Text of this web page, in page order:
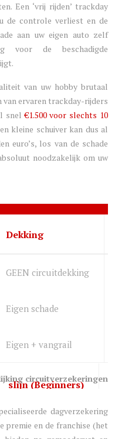
Een ‘vrij rijden’ trackday
de controle verliest en de
aan uw eigen auto zelf
voor de beschadigde
van uw hobby brutaal
van ervaren trackday-rijders
snel€1.500 voor slechts 10
kleine schuiver kan dus al
euro’s, los van de schade
noodzakelijk om uw
circuitverzekeringen
Dekking
GEEN circuitdekking
Eigen schade
Eigen + vangrail
dagverzekering
premie en de franchise (het